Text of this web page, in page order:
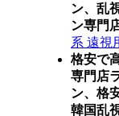
ン、乱
ン専門
系 遠視
格安で
専門店
ン、格
韓国乱